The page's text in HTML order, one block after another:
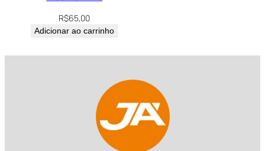
R$65,00
Adicionar ao carrinho